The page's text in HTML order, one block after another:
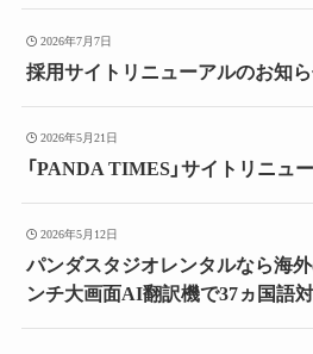
2026年7月7日
採用サイトリニューアルのお知
2026年5月21日
「PANDA TIMES」サイトリニュ
2026年5月12日
パンダスタジオレンタルなら海外
ンチ大画面AI翻訳機で37ヵ国語